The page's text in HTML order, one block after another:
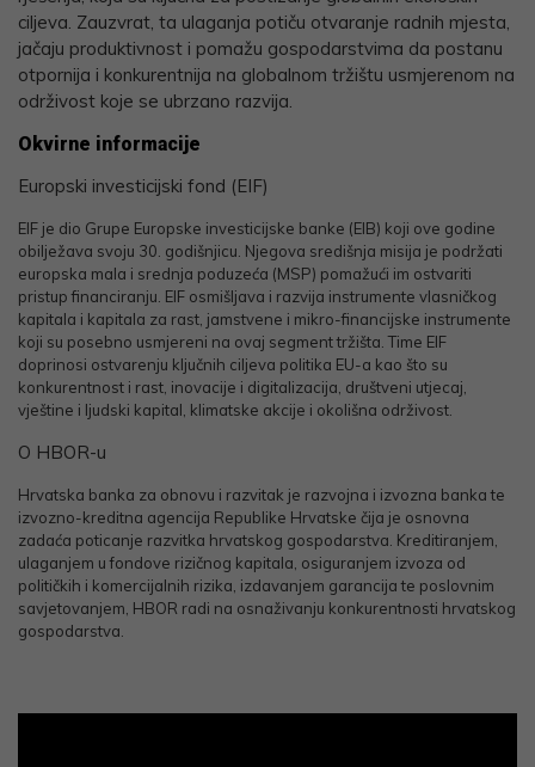
ciljeva. Zauzvrat, ta ulaganja potiču otvaranje radnih mjesta,
jačaju produktivnost i pomažu gospodarstvima da postanu
otpornija i konkurentnija na globalnom tržištu usmjerenom na
održivost koje se ubrzano razvija.
Okvirne informacije
Europski investicijski fond (EIF)
EIF je dio Grupe Europske investicijske banke (EIB) koji ove godine
obilježava svoju 30. godišnjicu. Njegova središnja misija je podržati
europska mala i srednja poduzeća (MSP) pomažući im ostvariti
pristup financiranju. EIF osmišljava i razvija instrumente vlasničkog
kapitala i kapitala za rast, jamstvene i mikro-financijske instrumente
koji su posebno usmjereni na ovaj segment tržišta. Time EIF
doprinosi ostvarenju ključnih ciljeva politika EU-a kao što su
konkurentnost i rast, inovacije i digitalizacija, društveni utjecaj,
vještine i ljudski kapital, klimatske akcije i okolišna održivost.
O HBOR-u
Hrvatska banka za obnovu i razvitak je razvojna i izvozna banka te
izvozno-kreditna agencija Republike Hrvatske čija je osnovna
zadaća poticanje razvitka hrvatskog gospodarstva. Kreditiranjem,
ulaganjem u fondove rizičnog kapitala, osiguranjem izvoza od
političkih i komercijalnih rizika, izdavanjem garancija te poslovnim
savjetovanjem, HBOR radi na osnaživanju konkurentnosti hrvatskog
gospodarstva.